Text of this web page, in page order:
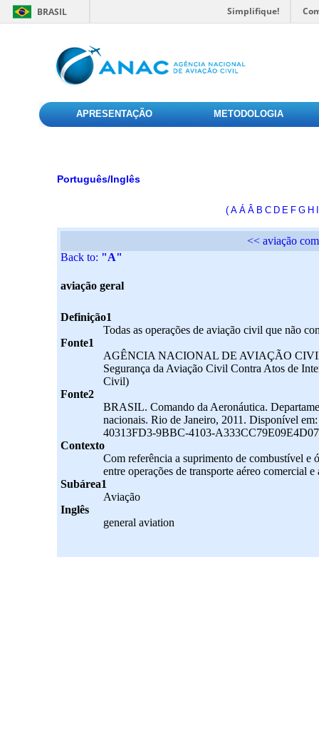
BRASIL Simplifique!
APRESENTAÇÃO METODOLOGIA
Português/Inglês
( A Á Â B C D E F G H
<< aviação
Back to: "A"
aviação geral
Definição1
Todas as operações de aviação civil que não
Fonte1
AGÊNCIA NACIONAL DE AVIAÇÃO
Segurança da Aviação Civil Contra Atos de
Civil)
Fonte2
BRASIL. Comando da Aeronáutica.
nacionais. Rio de Janeiro, 2011. Disponível
40313FD3-9BBC-4103-
Contexto
Com referência a suprimento de combustível e
entre operações de transporte aéreo comercial e
Subárea1
Aviação
Inglês
general aviation